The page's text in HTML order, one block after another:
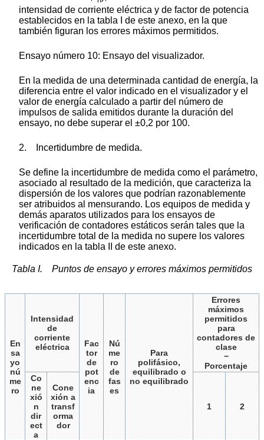
intensidad de corriente eléctrica y de factor de potencia
establecidos en la tabla I de este anexo, en la que
también figuran los errores máximos permitidos.
Ensayo número 10: Ensayo del visualizador.
En la medida de una determinada cantidad de energía, la
diferencia entre el valor indicado en el visualizador y el
valor de energía calculado a partir del número de
impulsos de salida emitidos durante la duración del
ensayo, no debe superar el ±0,2 por 100.
2. Incertidumbre de medida.
Se define la incertidumbre de medida como el parámetro,
asociado al resultado de la medición, que caracteriza la
dispersión de los valores que podrían razonablemente
ser atribuidos al mensurando. Los equipos de medida y
demás aparatos utilizados para los ensayos de
verificación de contadores estáticos serán tales que la
incertidumbre total de la medida no supere los valores
indicados en la tabla II de este anexo.
Tabla I. Puntos de ensayo y errores máximos permitidos
En
sa
yo
nú
me
ro
Intensidad
de
corriente
eléctrica
Fac
tor
de
pot
enc
ia
Nú
me
ro
de
fas
es
Para
polifásico,
equilibrado o
no equilibrado
Errores
máximos
permitidos
para
contadores de
clase
−
Porcentaje
Co
ne
xió
n
dir
ect
a
Cone
xión a
transf
orma
dor
1 2